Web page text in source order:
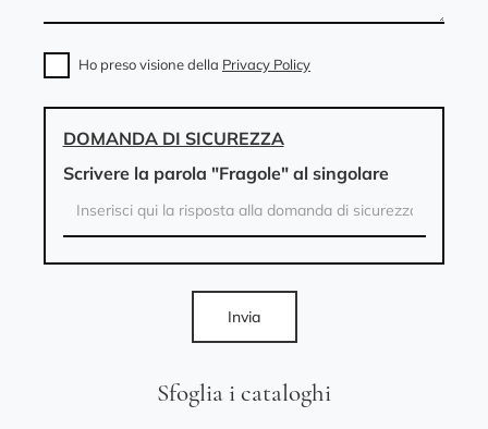
Sfoglia i cataloghi
Ho preso visione della Privacy Policy
DOMANDA DI SICUREZZA
Scrivere la parola "Fragole" al singolare
Invia